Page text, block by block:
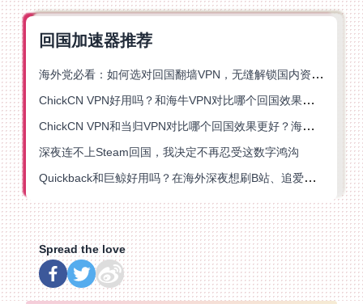
回国加速器推荐
海外党必看：如何选对回国翻墙VPN，无缝解锁国内资源？
ChickCN VPN好用吗？和海牛VPN对比哪个回国效果更好？
ChickCN VPN和当归VPN对比哪个回国效果更好？海外党亲测后选了它
深夜连不上Steam回国，我决定不再忍受这数字鸿沟
Quickback和巨鲸好用吗？在海外深夜想刷B站、追爱奇艺的你，或许正需要这份答案
Spread the love